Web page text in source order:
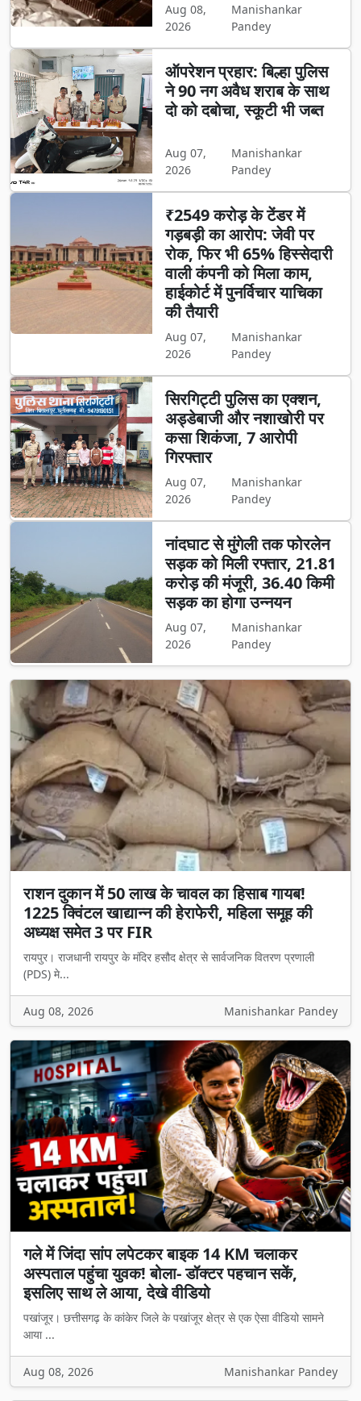
Aug 08,
2026
Manishankar
Pandey
ऑपरेशन प्रहार: बिल्हा पुलिस
ने 90 नग अवैध शराब के साथ
दो को दबोचा, स्कूटी भी जब्त
Aug 07,
2026
Manishankar
Pandey
₹2549 करोड़ के टेंडर में
गड़बड़ी का आरोप: जेवी पर
रोक, फिर भी 65% हिस्सेदारी
वाली कंपनी को मिला काम,
हाईकोर्ट में पुनर्विचार याचिका
की तैयारी
Aug 07,
2026
Manishankar
Pandey
सिरगिट्टी पुलिस का एक्शन,
अड्डेबाजी और नशाखोरी पर
कसा शिकंजा, 7 आरोपी
गिरफ्तार
Aug 07,
2026
Manishankar
Pandey
नांदघाट से मुंगेली तक फोरलेन
सड़क को मिली रफ्तार, 21.81
करोड़ की मंजूरी, 36.40 किमी
सड़क का होगा उन्नयन
Aug 07,
2026
Manishankar
Pandey
राशन दुकान में 50 लाख के चावल का हिसाब गायब!
1225 क्विंटल खाद्यान्न की हेराफेरी, महिला समूह की
अध्यक्ष समेत 3 पर FIR
रायपुर। राजधानी रायपुर के मंदिर हसौद क्षेत्र से सार्वजनिक वितरण प्रणाली
(PDS) मे...
Aug 08, 2026 Manishankar Pandey
गले में जिंदा सांप लपेटकर बाइक 14 KM चलाकर
अस्पताल पहुंचा युवक! बोला- डॉक्टर पहचान सकें,
इसलिए साथ ले आया, देखे वीडियो
पखांजूर। छत्तीसगढ़ के कांकेर जिले के पखांजूर क्षेत्र से एक ऐसा वीडियो सामने
आया ...
Aug 08, 2026 Manishankar Pandey